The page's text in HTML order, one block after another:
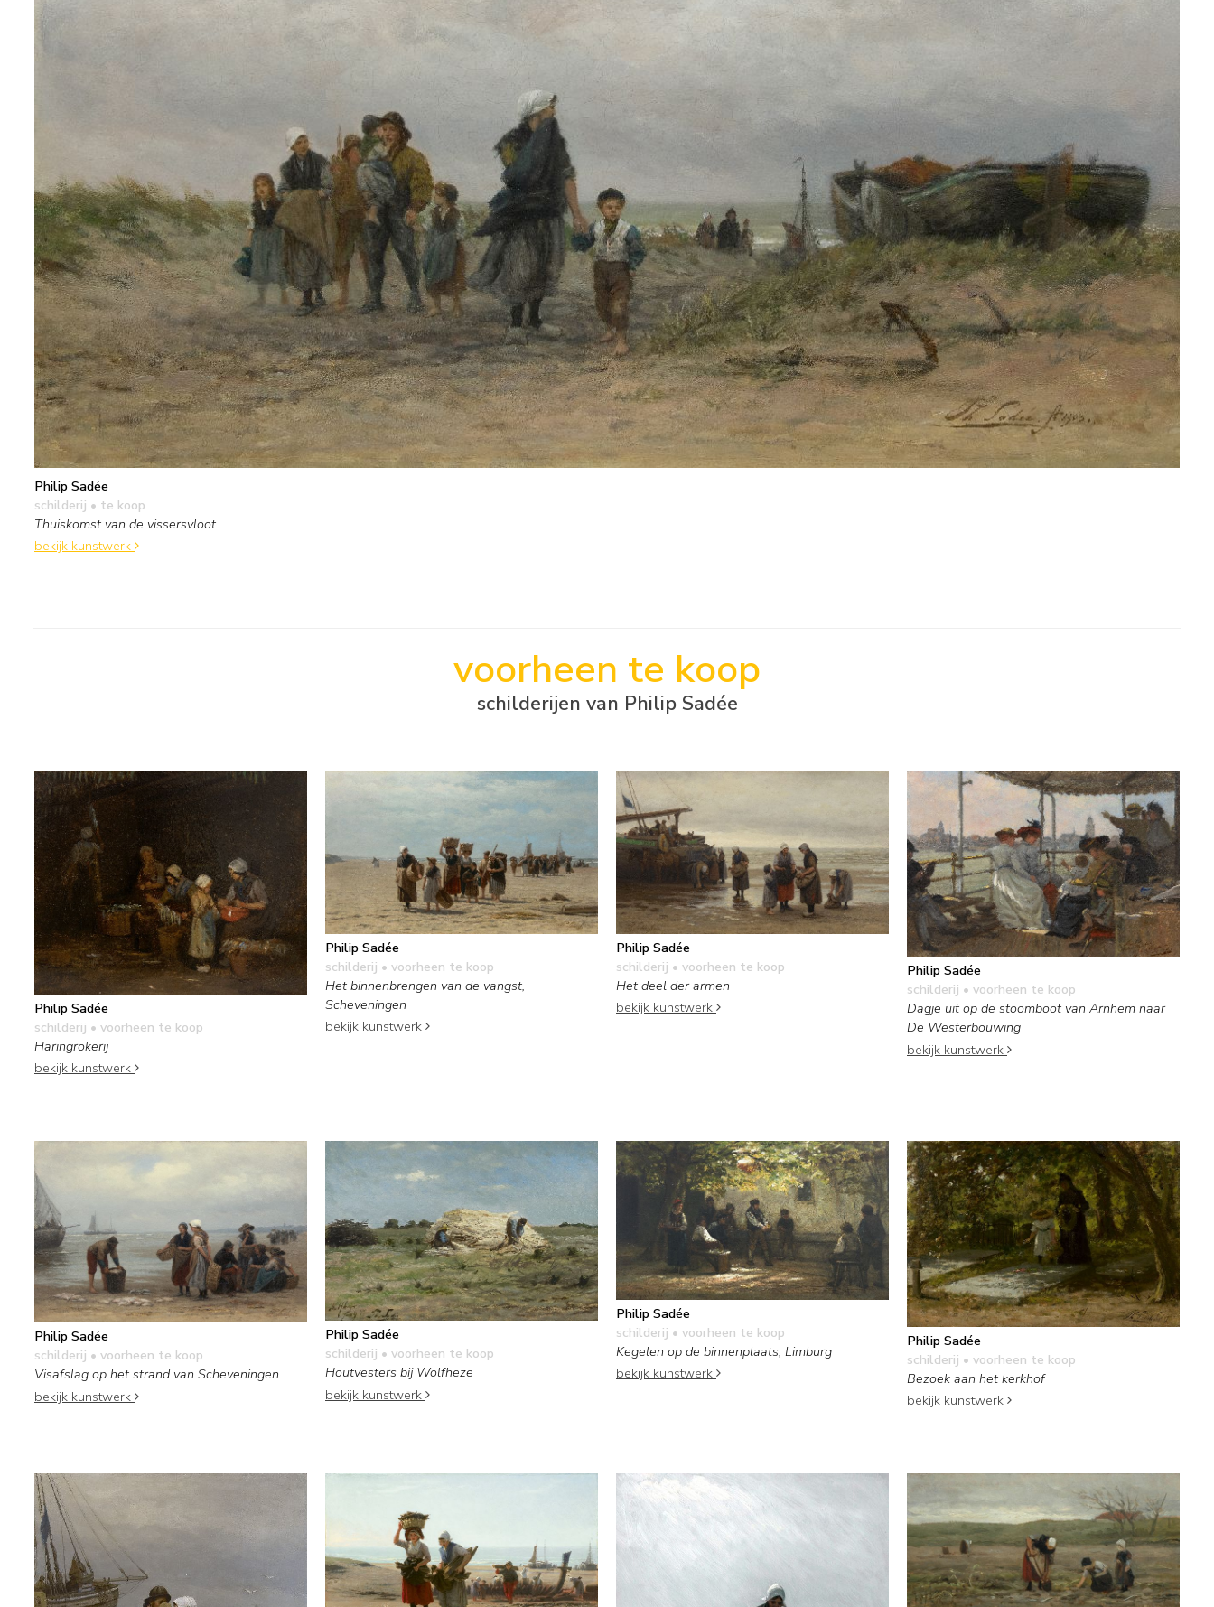
Philip Sadée
schilderij • te koop
Thuiskomst van de vissersvloot
bekijk kunstwerk
voorheen te koop
schilderijen van Philip Sadée
Philip Sadée
schilderij • voorheen te koop
Haringrokerij
bekijk kunstwerk
Philip Sadée
schilderij • voorheen te koop
Het binnenbrengen van de vangst,
Scheveningen
bekijk kunstwerk
Philip Sadée
schilderij • voorheen te koop
Het deel der armen
bekijk kunstwerk
Philip Sadée
schilderij • voorheen te koop
Dagje uit op de stoomboot van Arnhem naar
De Westerbouwing
bekijk kunstwerk
Philip Sadée
schilderij • voorheen te koop
Visafslag op het strand van Scheveningen
bekijk kunstwerk
Philip Sadée
schilderij • voorheen te koop
Houtvesters bij Wolfheze
bekijk kunstwerk
Philip Sadée
schilderij • voorheen te koop
Kegelen op de binnenplaats, Limburg
bekijk kunstwerk
Philip Sadée
schilderij • voorheen te koop
Bezoek aan het kerkhof
bekijk kunstwerk